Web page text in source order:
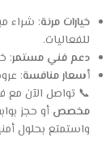
خيارات مرنة: شراء
للفعاليات.
دعم فني مستمر:
أسعار منافسة:
📞 تواصل الآن مع
مخصص أو حجز
واستمتع بحلول